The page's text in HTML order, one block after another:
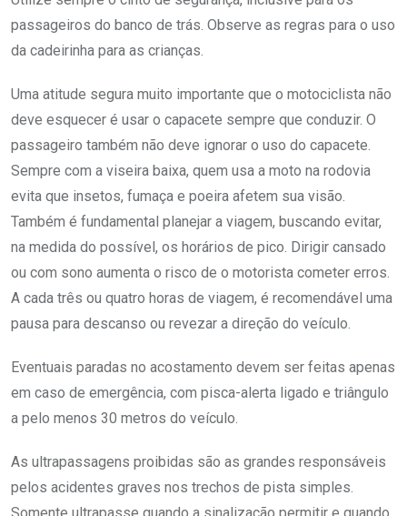
passageiros do banco de trás. Observe as regras para o uso
da cadeirinha para as crianças.
Uma atitude segura muito importante que o motociclista não
deve esquecer é usar o capacete sempre que conduzir. O
passageiro também não deve ignorar o uso do capacete.
Sempre com a viseira baixa, quem usa a moto na rodovia
evita que insetos, fumaça e poeira afetem sua visão.
Também é fundamental planejar a viagem, buscando evitar,
na medida do possível, os horários de pico. Dirigir cansado
ou com sono aumenta o risco de o motorista cometer erros.
A cada três ou quatro horas de viagem, é recomendável uma
pausa para descanso ou revezar a direção do veículo.
Eventuais paradas no acostamento devem ser feitas apenas
em caso de emergência, com pisca-alerta ligado e triângulo
a pelo menos 30 metros do veículo.
As ultrapassagens proibidas são as grandes responsáveis
pelos acidentes graves nos trechos de pista simples.